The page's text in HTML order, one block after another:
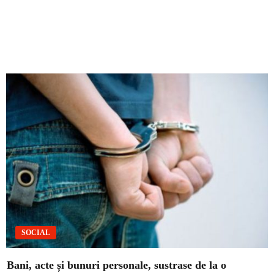
SOCIAL
Bani, acte și bunuri personale, sustrase de la o